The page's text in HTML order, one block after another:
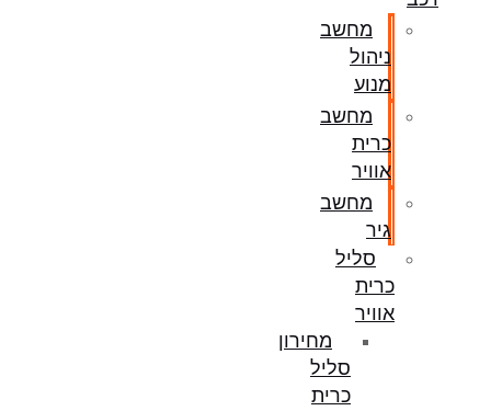
מחשב
ניהול
מנוע
מחשב
כרית
אוויר
מחשב
גיר
סליל
כרית
אוויר
מחירון
סליל
כרית